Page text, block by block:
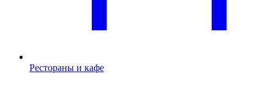
Рестораны и кафе